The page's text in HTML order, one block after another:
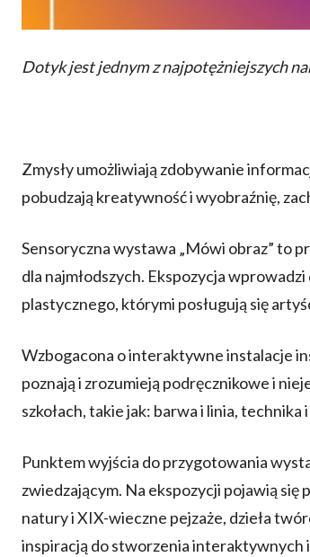
Dotyk jest jednym z najpotężniejszych
Zmysły umożliwiają zdobywanie
pobudzają kreatywność i wyobraźnię,
Sensoryczna wystawa „Mówi obraz” to
dla najmłodszych. Ekspozycja
plastycznego, którymi posługują się
Wzbogacona o interaktywne instalacje
poznają i zrozumieją podręcznikowe i
szkołach, takie jak: barwa i linia,
Punktem wyjścia do przygotowania
zwiedzającym. Na ekspozycji pojawią
natury i XIX-wieczne pejzaże, dzieła
inspiracją do stworzenia interaktywnych